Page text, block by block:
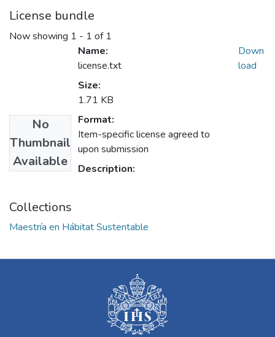
License bundle
Now showing 1 - 1 of 1
No
Thumbnail
Available
Name:
license.txt
Size:
1.71 KB
Format:
Item-specific license agreed to
upon submission
Description:
Down
load
Collections
Maestría en Hábitat Sustentable